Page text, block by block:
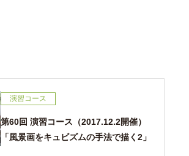
演習コース
第60回 演習コース（2017.12.2開催）
「風景画をキュビズムの手法で描く2」